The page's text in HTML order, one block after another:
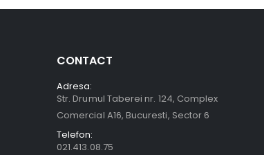
CONTACT
Adresa:
Str. Drumul Taberei nr. 124, Complex
Comercial A16, Bucuresti, Sector 6
Telefon:
021.413.08.75